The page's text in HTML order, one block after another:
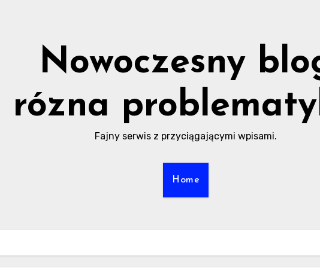
Nowoczesny
rózna
Fajny serwis z przyciągającymi wpisami.
Home